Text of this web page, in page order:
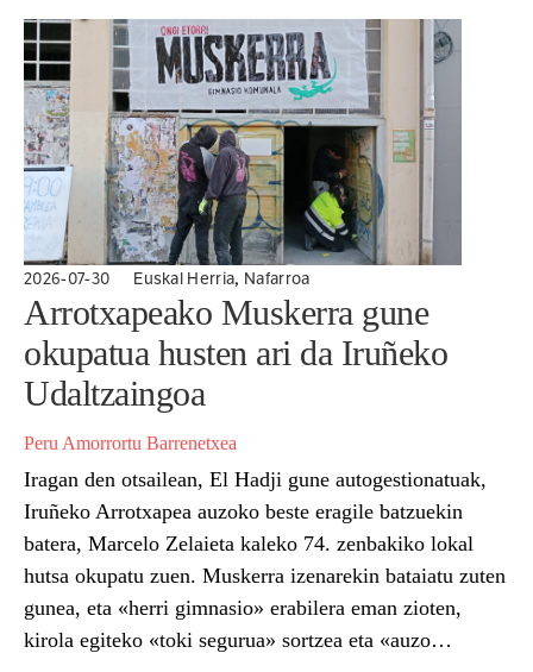
bildu ostean. Bi gobernuen arteko Segurtasun
Batzordea bildu...
2026-07-30 Euskal Herria, Nafarroa
Arrotxapeako Muskerra gune
okupatua husten ari da Iruñeko
Udaltzaingoa
Peru Amorrortu Barrenetxea
Iragan den otsailean, El Hadji gune autogestionatuak,
Iruñeko Arrotxapea auzoko beste eragile batzuekin
batera, Marcelo Zelaieta kaleko 74. zenbakiko lokal
hutsa okupatu zuen. Muskerra izenarekin bataiatu zuten
gunea, eta «herri gimnasio» erabilera eman zioten,
kirola egiteko «toki segurua» sortzea eta «auzo